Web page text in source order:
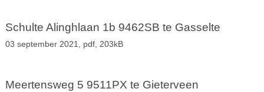
Schulte Alinghlaan 1b 9462SB te Gasselte
03 september 2021, pdf, 203kB
Meertensweg 5 9511PX te Gieterveen